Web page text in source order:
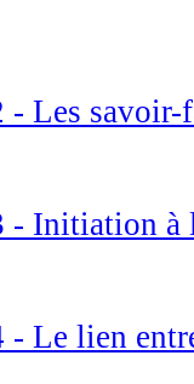
Les savoir-
- Initiation à
Le lien